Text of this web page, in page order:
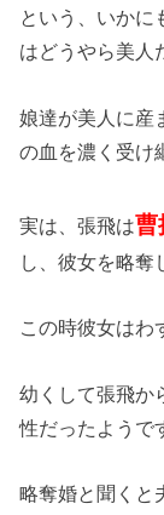
という、いかに
はどうやら美人
娘達が美人に産
の血を濃く受け
実は、張飛は曹
し、彼女を略奪
この時彼女はわ
幼くして張飛か
性だったようで
略奪婚と聞くと